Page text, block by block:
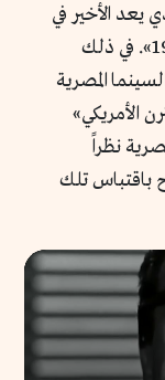
الذي يعد الأخير في
سنوات المجد السينمائي «فيفا زلاطا 1976». في ذلك
المصرية
الأمريكي»
نظراً
باقتباس تلك